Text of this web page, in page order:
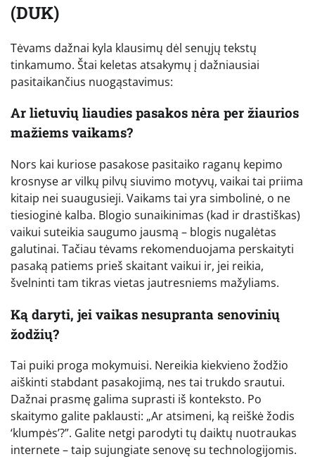
(DUK)
Tėvams dažnai kyla klausimų dėl senųjų tekstų
tinkamumo. Štai keletas atsakymų į dažniausiai
pasitaikančius nuogąstavimus:
Ar lietuvių liaudies pasakos nėra per žiaurios
mažiems vaikams?
Nors kai kuriose pasakose pasitaiko raganų kepimo
krosnyse ar vilkų pilvų siuvimo motyvų, vaikai tai priima
kitaip nei suaugusieji. Vaikams tai yra simbolinė, o ne
tiesioginė kalba. Blogio sunaikinimas (kad ir drastiškas)
vaikui suteikia saugumo jausmą – blogis nugalėtas
galutinai. Tačiau tėvams rekomenduojama perskaityti
pasaką patiems prieš skaitant vaikui ir, jei reikia,
švelninti tam tikras vietas jautresniems mažyliams.
Ką daryti, jei vaikas nesupranta senovinių
žodžių?
Tai puiki proga mokymuisi. Nereikia kiekvieno žodžio
aiškinti stabdant pasakojimą, nes tai trukdo srautui.
Dažnai prasmę galima suprasti iš konteksto. Po
skaitymo galite paklausti: „Ar atsimeni, ką reiškė žodis
‘klumpės’?”. Galite netgi parodyti tų daiktų nuotraukas
internete – taip sujungiate senovę su technologijomis.